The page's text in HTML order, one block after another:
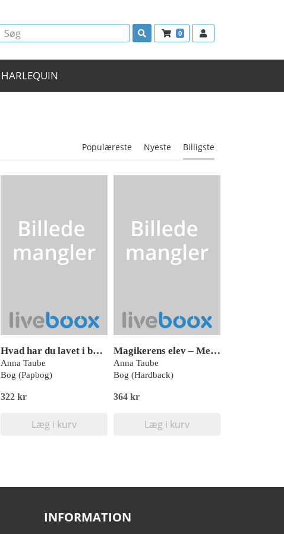
0
HARLEQUIN
Populæreste Nyeste Billigste
Hvad har du lavet i børnehaven i dag?
Anna Taube
Bog (Papbog)
322 kr
Læg i kurv
Magikerens elev – Mesterens forbandelse
Anna Taube
Bog (Hardback)
364 kr
Læg i kurv
INFORMATION